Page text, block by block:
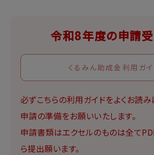
令和8年度の申請
くるみん助成金利用ガイ
必ずこちらの利用ガイドをよくお読み
申請の準備をお願いいたします。
申請書類はエクセルのものは全て
ら提出願います。